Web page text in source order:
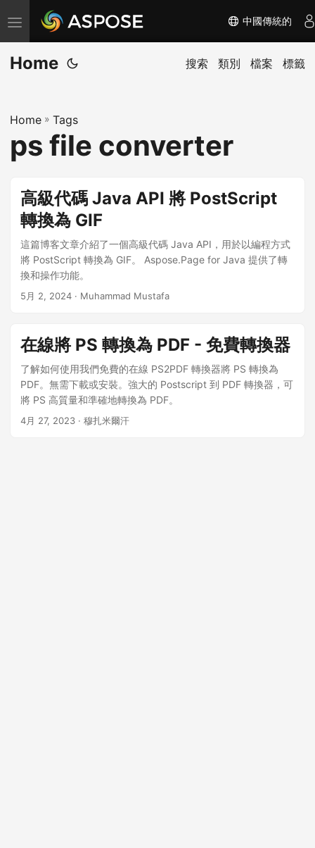
切
换
导
中國傳統的
Home 搜索 類別 檔案 標籤
Home » Tags
ps file converter
高級代碼 Java API 將 PostScript
轉換為 GIF
這篇博客文章介紹了一個高級代碼 Java API，用於以編程方式
將 PostScript 轉換為 GIF。 Aspose.Page for Java 提供了轉
換和操作功能。
5月 2, 2024 · Muhammad Mustafa
在線將 PS 轉換為 PDF - 免費轉換器
了解如何使用我們免費的在線 PS2PDF 轉換器將 PS 轉換為
PDF。無需下載或安裝。強大的 Postscript 到 PDF 轉換器，可
將 PS 高質量和準確地轉換為 PDF。
4月 27, 2023 · 穆扎米爾汗